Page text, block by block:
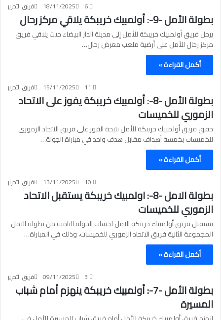
فريق التحرير 18/11/2025
بطولة الأمل -9-: أولمبيك خريبكة يلاقي مركز رحال
يرحل فريق أولمبيك خريبكة للأمل إلى مدينة الدار البيضاء حيث يلاقي فريق
مركز رحال للأمل على أرضية ملعب معرض رحال…
أكمل القراءة »
فريق التحرير 15/11/2025
بطولة الأمل -8-: أولمبيك خريبكة يفوز على الاتحاد
الزموري للخميسات
حقق فريق أولمبيك خريبكة للأمل نتيجة الفوز على فريق الاتحاد الزموري
للخميسات بخمسة أهداف مقابل هدف واحد في مباراة الجولة…
أكمل القراءة »
فريق التحرير 13/11/2025
بطولة الامل -8-: اولمبيك خريبكة يستقبل الاتحاد
الزموري للخميسات
يستقبل فريق أولمبيك خريبكة الامل لحساب الجولة الثامنة من بطولة الامل
المجموعة الثانية فريق الاتحاد الزموري للخميسات، وذلك في المباراة…
أكمل القراءة »
فريق التحرير 09/11/2025
بطولة الأمل -7-: أولمبيك خريبكة ينهزم أمام شباب
المسيرة